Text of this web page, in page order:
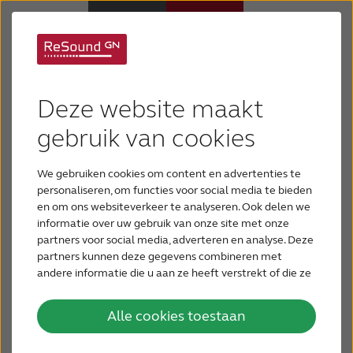
Deze website maakt
gebruik van cookies
We gebruiken cookies om content en advertenties te
personaliseren, om functies voor social media te bieden
en om ons websiteverkeer te analyseren. Ook delen we
informatie over uw gebruik van onze site met onze
partners voor social media, adverteren en analyse. Deze
partners kunnen deze gegevens combineren met
andere informatie die u aan ze heeft verstrekt of die ze
services.
Alle cookies toestaan
Hulp en ondersteuning
Over ReSound
Gehoorverlies
BLOG
VOOR PROFESSIONALS
ernstig gehoorverlies
Bij ernstig tot zeer ernstig gehoorverlies kunnen
mensen alleen zeer luide spraak en geluiden
horen. Spraak op normaal gespreksniveau kunnen
ze niet verstaan. Harde geluiden worden
waargenomen als trillingen. De mate van
gehoorverlies varieert per toonhoogte. De lage